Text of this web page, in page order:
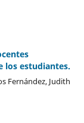
los estudiantes.
Fernández, Judith